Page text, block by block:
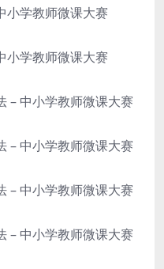
小学教师微课大赛
小学教师微课大赛
– 中小学教师微课大赛
– 中小学教师微课大赛
– 中小学教师微课大赛
– 中小学教师微课大赛